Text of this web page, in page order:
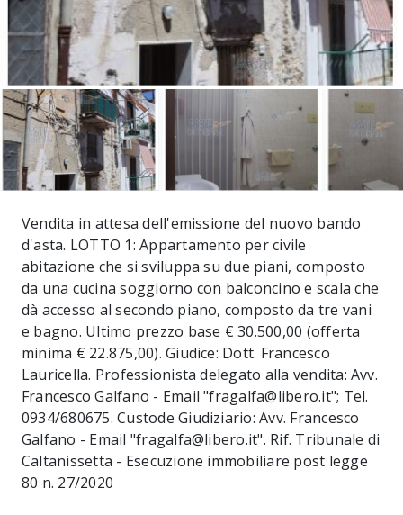
Vendita in attesa dell'emissione del nuovo bando
d'asta. LOTTO 1: Appartamento per civile
abitazione che si sviluppa su due piani, composto
da una cucina soggiorno con balconcino e scala che
dà accesso al secondo piano, composto da tre vani
e bagno. Ultimo prezzo base € 30.500,00 (offerta
minima € 22.875,00). Giudice: Dott. Francesco
Lauricella. Professionista delegato alla vendita: Avv.
Francesco Galfano - Email "fragalfa@libero.it"; Tel.
0934/680675. Custode Giudiziario: Avv. Francesco
Galfano - Email "fragalfa@libero.it". Rif. Tribunale di
Caltanissetta - Esecuzione immobiliare post legge
80 n. 27/2020